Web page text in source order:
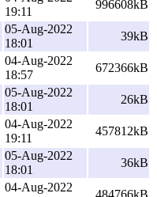
19:11
996608kB
05-Aug-2022
18:01
39kB
04-Aug-2022
18:57
672366kB
05-Aug-2022
18:01
26kB
04-Aug-2022
19:11
457812kB
05-Aug-2022
18:01
36kB
04-Aug-2022
484766kB